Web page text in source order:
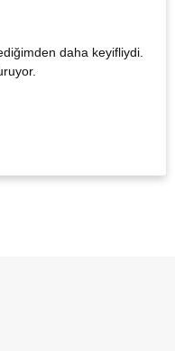
daha keyifliydi.